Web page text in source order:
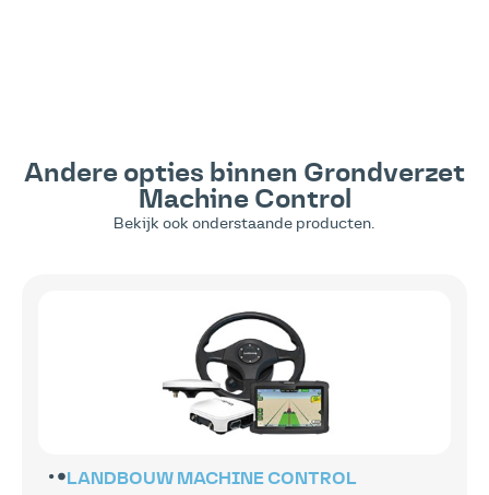
Andere opties binnen Grondverzet
Machine Control
Bekijk ook onderstaande producten.
LANDBOUW MACHINE CONTROL